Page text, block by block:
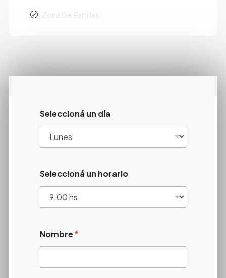
Zona De Parrillas
Seleccioná un día
Seleccioná un horario
Nombre*